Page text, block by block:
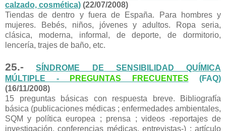
calzado, cosmética) (22/07/2008)
Tiendas de dentro y fuera de España. Para hombres y
mujeres. Bebés, niños, jóvenes y adultos. Ropa seria,
clásica, moderna, informal, de deporte, de dormitorio,
lencería, trajes de baño, etc.
25.-
SÍNDROME DE SENSIBILIDAD QUÍMICA
MÚLTIPLE -
PREGUNTAS FRECUENTES
(FAQ)
(16/11/2008)
15 preguntas básicas con respuesta breve. Bibliografía
básica (publicaciones médicas ; enfermedades ambientales,
SQM y política europea ; prensa ; videos -reportajes de
investigación, conferencias médicas, entrevistas-) ; artículo